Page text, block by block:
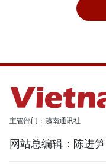
主管部门：越南通讯社
网站总编辑：陈进笋